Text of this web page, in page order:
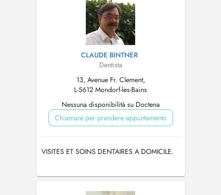
CLAUDE BINTNER
Dentista
13, Avenue Fr. Clement,
L-5612 Mondorf-les-Bains
Nessuna disponibilità su Doctena
Chiamare per prendere appuntamento
VISITES ET SOINS DENTAIRES A DOMICILE.